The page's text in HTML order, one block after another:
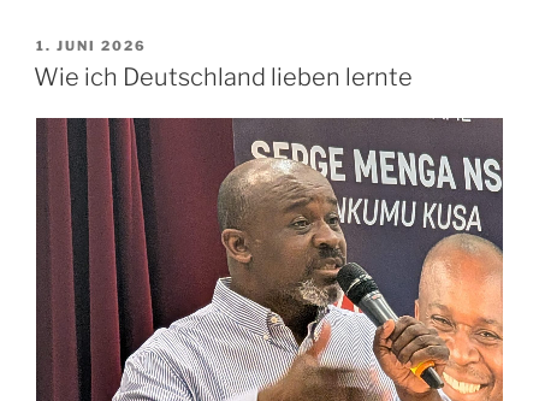
VERÖFFENTLICHT
AM
1. JUNI 2026
Wie ich Deutschland lieben lernte